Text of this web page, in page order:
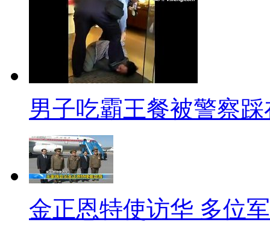
近日, 北京市政府出台出租车
定期公布标准，所有增加收益
由增长份儿钱。希望意见实施
也不再难.
标题：盘点娱乐圈里的隐形
口播：娱乐圈里有太多的富
的富豪，还有另外一些人虽然
的收入颇为可观，那么有多少
盘点一下。
男子吃霸王餐被警察
金正恩特使访华 多位